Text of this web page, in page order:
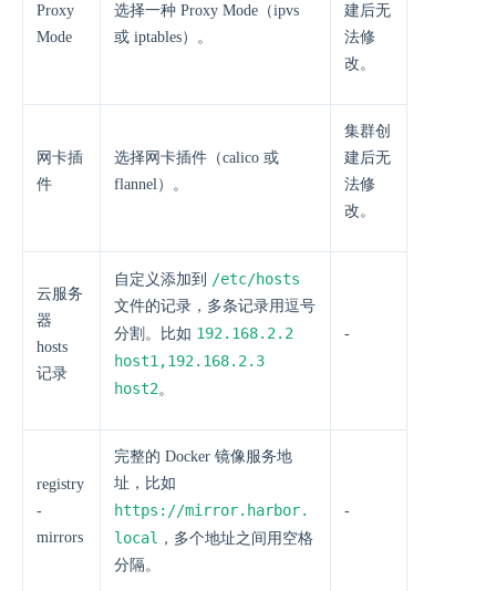
Proxy
Mode
选择一种 Proxy Mode（ipvs
或 iptables）。
建后无
法修
改。
网卡插
件
选择网卡插件（calico 或
flannel）。
集群创
建后无
法修
改。
云服务
器
hosts
记录
自定义添加到 /etc/hosts
文件的记录，多条记录用逗号
分割。比如 192.168.2.2
host1,192.168.2.3
host2 。
-
registry
-
mirrors
完整的 Docker 镜像服务地
址，比如
https://mirror.harbor.
local ，多个地址之间用空格
分隔。
-